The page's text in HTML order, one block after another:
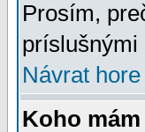
Prosím,
príslušnými
Návrat hore
Koho